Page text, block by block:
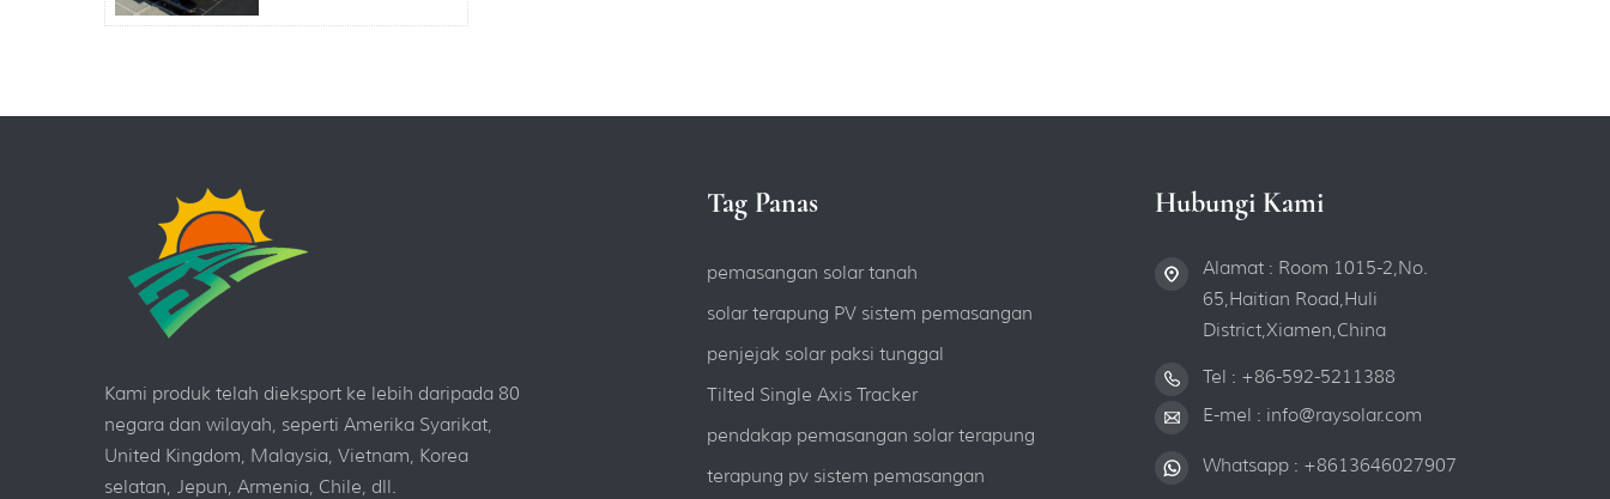
Kami produk telah dieksport ke lebih daripada 80
negara dan wilayah, seperti Amerika Syarikat,
United Kingdom, Malaysia, Vietnam, Korea
selatan, Jepun, Armenia, Chile, dll.
Tag Panas
pemasangan solar tanah
solar terapung PV sistem pemasangan
penjejak solar paksi tunggal
Tilted Single Axis Tracker
pendakap pemasangan solar terapung
terapung pv sistem pemasangan
Hubungi Kami
Alamat : Room 1015-2,No.
65,Haitian Road,Huli
District,Xiamen,China
Tel : +86-592-5211388
E-mel : info@raysolar.com
Whatsapp : +8613646027907